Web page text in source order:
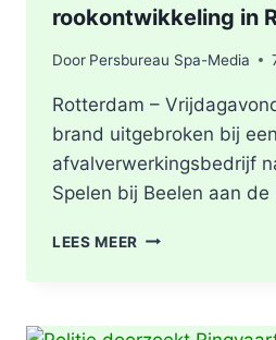
rookontwikkeling in
Door Persbureau Spa-Media
Rotterdam –
brand uitgebroken bij een
afvalverwerkingsbedrijf
Spelen bij Beelen aan
LEES MEER GRIP2
BRAND